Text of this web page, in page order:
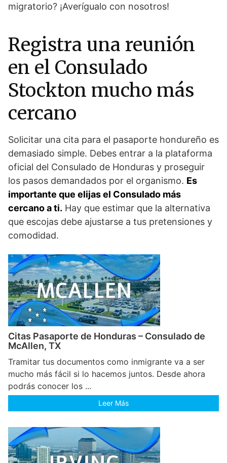
migratorio? ¡Averígualo con nosotros!
Registra una reunión
en el Consulado
Stockton mucho más
cercano
Solicitar una cita para el pasaporte hondureño es
demasiado simple. Debes entrar a la plataforma
oficial del Consulado de Honduras y proseguir
los pasos demandados por el organismo. Es
importante que elijas el Consulado más
cercano a ti. Hay que estimar que la alternativa
que escojas debe ajustarse a tus pretensiones y
comodidad.
Citas Pasaporte de Honduras – Consulado de
McAllen, TX
Tramitar tus documentos como inmigrante va a ser
mucho más fácil si lo hacemos juntos. Desde ahora
podrás conocer los ...
Leer Más